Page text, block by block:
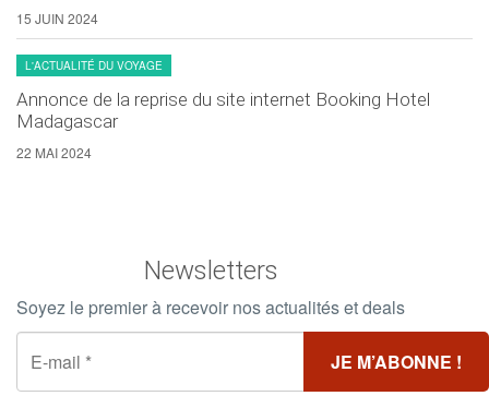
15 JUIN 2024
L'ACTUALITÉ DU VOYAGE
Annonce de la reprise du site internet Booking Hotel
Madagascar
22 MAI 2024
Newsletters
Soyez le premier à recevoir nos actualités et deals